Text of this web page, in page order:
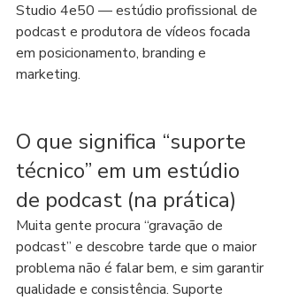
Studio 4e50 — estúdio profissional de
podcast e produtora de vídeos focada
em posicionamento, branding e
marketing.
O que significa “suporte
técnico” em um estúdio
de podcast (na prática)
Muita gente procura “gravação de
podcast” e descobre tarde que o maior
problema não é falar bem, e sim garantir
qualidade e consistência. Suporte